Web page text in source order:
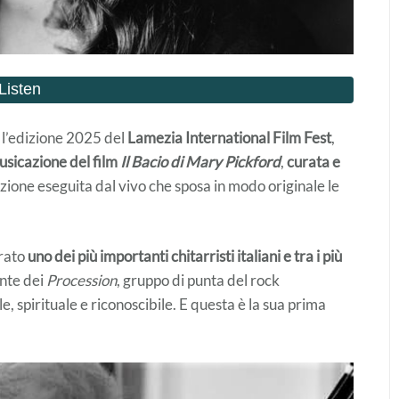
2025 del Lamezia International Film Fest,
del film Il Bacio di Mary Pickford,curata e
eseguita dal vivo che sposa in modo originale le
uno dei più importanti chitarristi italiani e tra i più
dei Procession, gruppo di punta del rock
spirituale e riconoscibile. E questa è la sua prima